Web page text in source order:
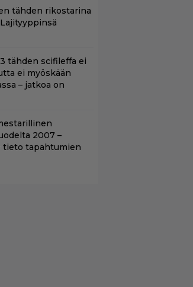
tähden rikostarina
tähden scifileffa ei
ei myöskään
– jatkoa on
2007 –
tieto tapahtumien